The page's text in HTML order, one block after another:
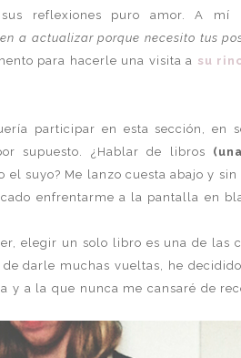
reflexiones puro amor. A mí
a actualizar porque necesito tus
para hacerle una visita a su
participar en esta sección, en
supuesto. ¿Hablar de libros
el suyo? Me lanzo cuesta abajo y sin
enfrentarme a la pantalla en
elegir un solo libro es una de las
darle muchas vueltas, he
y a la que nunca me cansaré de